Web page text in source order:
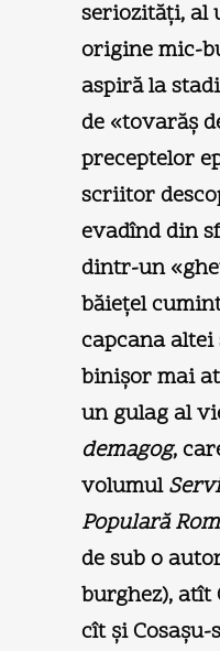
seriozităţi, al
origine mic-
aspiră la
de «tovarăş
preceptelor
scriitor
evadînd din
dintr-un
băieţel
capcana altei
binişor mai
un gulag al
demagog,
volumul
Populară
de sub o
burghez), atît
cît şi